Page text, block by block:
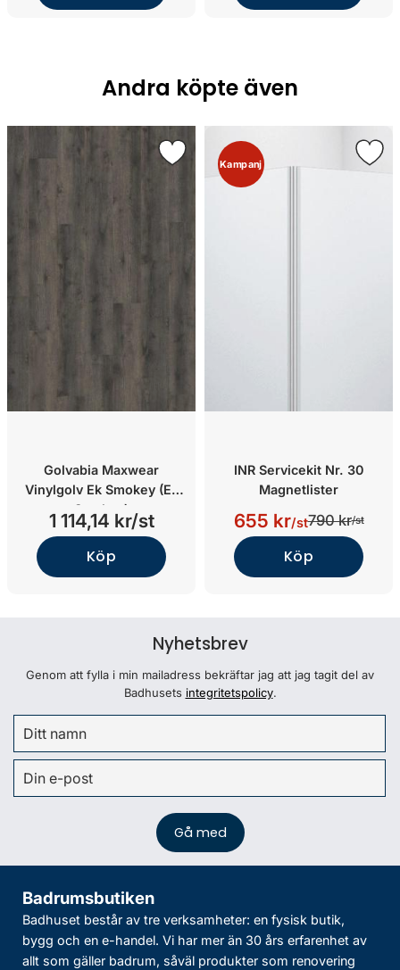
Andra köpte även
Golvabia Maxwear
Vinylgolv Ek Smokey (Ek
Smokey)
1 114,14 kr/st
Köp
Kampanj
INR Servicekit Nr. 30
Magnetlister
655 kr/st790 kr/st
Köp
Nyhetsbrev
Genom att fylla i min mailadress bekräftar jag att jag tagit del av
Badhusets integritetspolicy.
Badrumsbutiken
Badhuset består av tre verksamheter: en fysisk butik,
bygg och en e-handel. Vi har mer än 30 års erfarenhet av
allt som gäller badrum, såväl produkter som renovering